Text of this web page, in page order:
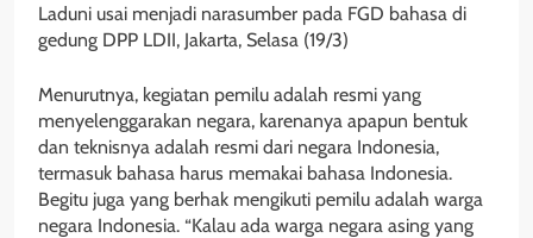
Laduni usai menjadi narasumber pada FGD bahasa di
gedung DPP LDII, Jakarta, Selasa (19/3)
Menurutnya, kegiatan pemilu adalah resmi yang
menyelenggarakan negara, karenanya apapun bentuk
dan teknisnya adalah resmi dari negara Indonesia,
termasuk bahasa harus memakai bahasa Indonesia.
Begitu juga yang berhak mengikuti pemilu adalah warga
negara Indonesia. “Kalau ada warga negara asing yang